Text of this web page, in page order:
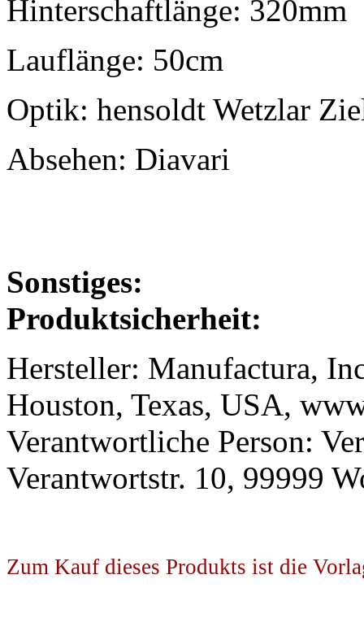
Hinterschaftlänge: 320mm
Lauflänge: 50cm
Optik: hensoldt Wetzlar
Absehen: Diavari
Sonstiges:
Produktsicherheit:
Hersteller: Manufactura,
Houston, Texas, USA,
Verantwortliche Person:
Verantwortstr. 10, 99999
Zum Kauf dieses Produkts ist die